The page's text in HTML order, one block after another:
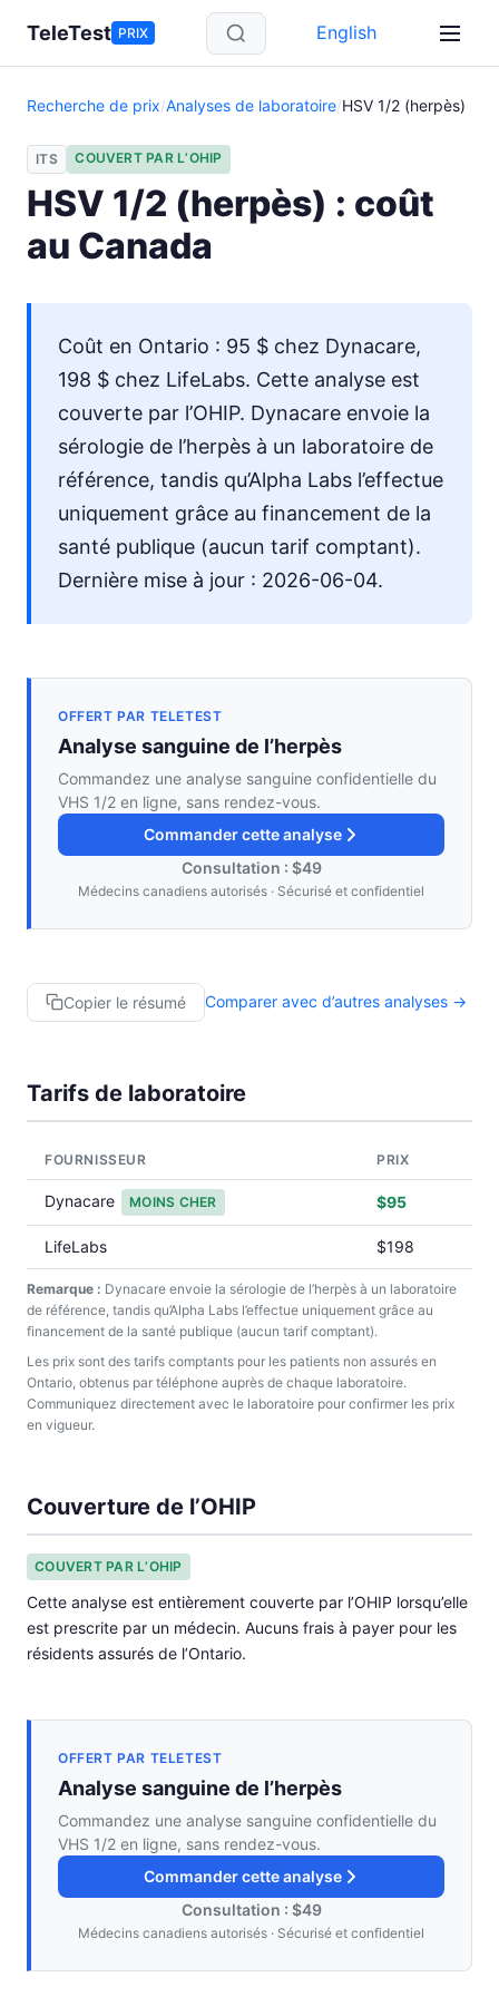
Aller au contenu principal
TeleTest PRIX English
Recherche de prix/Analyses de laboratoire/HSV 1/2 (herpès)
ITS COUVERT PAR L’OHIP
HSV 1/2 (herpès) : coût
au Canada
Coût en Ontario : 95 $ chez Dynacare,
198 $ chez LifeLabs. Cette analyse est
couverte par l’OHIP. Dynacare envoie la
sérologie de l’herpès à un laboratoire de
référence, tandis qu’Alpha Labs l’effectue
uniquement grâce au financement de la
santé publique (aucun tarif comptant).
Dernière mise à jour : 2026-06-04.
OFFERT PAR TELETEST
Analyse sanguine de l’herpès
Commandez une analyse sanguine confidentielle du
VHS 1/2 en ligne, sans rendez-vous.
Commander cette analyse
Consultation : $49
Médecins canadiens autorisés · Sécurisé et confidentiel
Copier le résumé Comparer avec d’autres analyses →
Tarifs de laboratoire
FOURNISSEUR PRIX
Dynacare MOINS CHER $95
LifeLabs $198
Remarque : Dynacare envoie la sérologie de l’herpès à un laboratoire
de référence, tandis qu’Alpha Labs l’effectue uniquement grâce au
financement de la santé publique (aucun tarif comptant).
Les prix sont des tarifs comptants pour les patients non assurés en
Ontario, obtenus par téléphone auprès de chaque laboratoire.
Communiquez directement avec le laboratoire pour confirmer les prix
en vigueur.
Couverture de l’OHIP
COUVERT PAR L’OHIP
Cette analyse est entièrement couverte par l’OHIP lorsqu’elle
est prescrite par un médecin. Aucuns frais à payer pour les
résidents assurés de l’Ontario.
OFFERT PAR TELETEST
Analyse sanguine de l’herpès
Commandez une analyse sanguine confidentielle du
VHS 1/2 en ligne, sans rendez-vous.
Commander cette analyse
Consultation : $49
Médecins canadiens autorisés · Sécurisé et confidentiel